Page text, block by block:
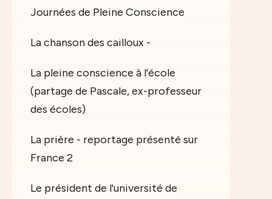
Journées de Pleine Conscience
La chanson des cailloux -
La pleine conscience à l'école
(partage de Pascale, ex-professeur
des écoles)
La prière - reportage présenté sur
France 2
Le président de l'université de